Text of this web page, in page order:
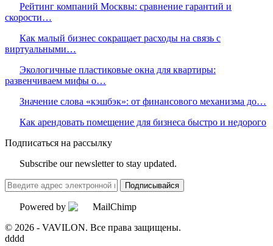
Рейтинг компаний Москвы: сравнение гарантий и
скорости…
Как малый бизнес сокращает расходы на связь с
виртуальными…
Экологичные пластиковые окна для квартиры:
развенчиваем мифы о…
Значение слова «кэшбэк»: от финансового механизма до…
Как арендовать помещение для бизнеса быстро и недорого
Подписаться на рассылку
Subscribe our newsletter to stay updated.
Подписывайся
Powered by
© 2026 - VAVILON. Все права защищены.
dddd